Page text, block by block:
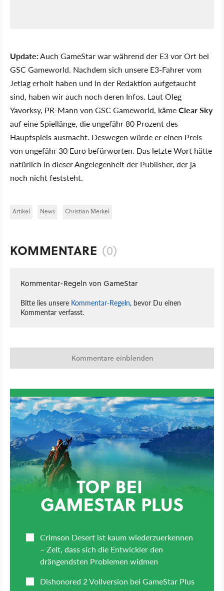
Update:Auch GameStar war während der E3 vor Ort bei
GSC Gameworld. Nachdem sich unsere E3-Fahrer vom
Jetlag erholt haben und in der Redaktion aufgetaucht
sind, haben wir auch noch deren Infos. Laut Oleg
Yavorksy, PR-Mann von GSC Gameworld, kämeClear Sky
auf eine Spiellänge, die ungefähr 80 Prozent des
Hauptspiels ausmacht. Deswegen würde er einen Preis
von ungefähr 30 Euro befürworten. Das letzte Wort hätte
natürlich in dieser Angelegenheit der Publisher, der ja
noch nicht feststeht.
Artikel News Christian Merkel
KOMMENTARE (0)
Kommentar-Regeln von GameStar
Bitte lies unsere Kommentar-Regeln, bevor Du einen
Kommentar verfasst.
Kommentare einblenden